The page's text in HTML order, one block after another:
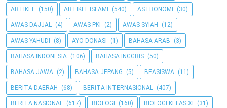
ARTIKEL (150) ARTIKEL ISLAMI (540) ASTRONOMI (30)
AWAS DAJJAL (4) AWAS PKI (2) AWAS SYIAH (12)
AWAS YAHUDI (8) AYO DONASI (1) BAHASA ARAB (3)
BAHASA INDONESIA (106) BAHASA INGGRIS (50)
BAHASA JAWA (2) BAHASA JEPANG (5) BEASISWA (11)
BERITA DAERAH (68) BERITA INTERNASIONAL (407)
BERITA NASIONAL (617) BIOLOGI (160) BIOLOGI KELAS XI (31)